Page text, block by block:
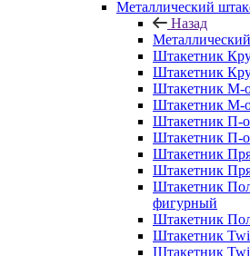
Металлический
Назад
Штакетник
Штакетник
Штакетник М-
Штакетник М-
Штакетник П-
Штакетник П-
Штакетник
Штакетник
Штакетник
фигурный
Штакетник
Штакетник
Штакетник